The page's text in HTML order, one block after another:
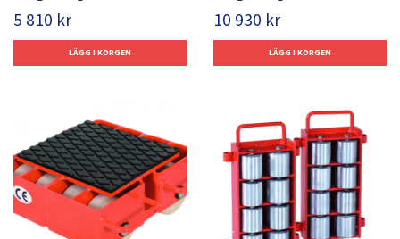
5 810 kr 10 930 kr